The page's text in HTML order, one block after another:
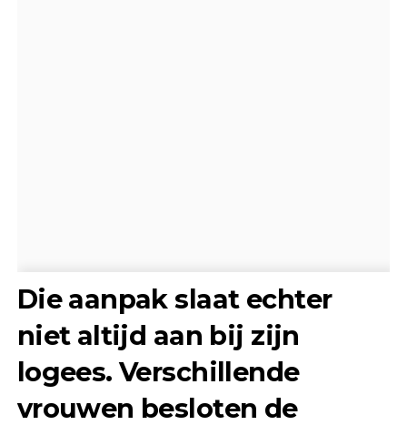
Die aanpak slaat echter
niet altijd aan bij zijn
logees. Verschillende
vrouwen besloten de